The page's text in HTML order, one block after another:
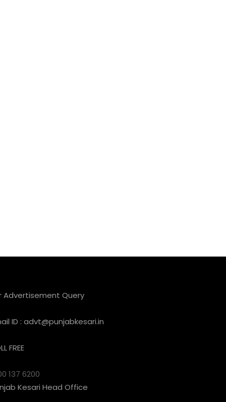
Advertisement Query
ID : advt@punjabkesari.in
FREE
137 6200
Kesari Head Office